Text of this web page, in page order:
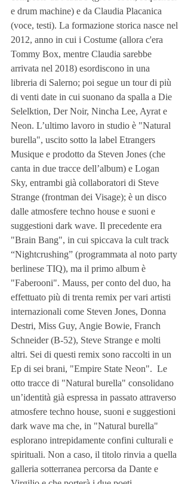
e drum machine) e da Claudia Placanica
(voce, testi). La formazione storica nasce nel
2012, anno in cui i Costume (allora c'era
Tommy Box, mentre Claudia sarebbe
arrivata nel 2018) esordiscono in una
libreria di Salerno; poi segue un tour di più
di venti date in cui suonano da spalla a Die
Selelktion, Der Noir, Nincha Lee, Ayrat e
Neon. L’ultimo lavoro in studio è "Natural
burella", uscito sotto la label Etrangers
Musique e prodotto da Steven Jones (che
canta in due tracce dell’album) e Logan
Sky, entrambi già collaboratori di Steve
Strange (frontman dei Visage); è un disco
dalle atmosfere techno house e suoni e
suggestioni dark wave. Il precedente era
"Brain Bang", in cui spiccava la cult track
“Nightcrushing” (programmata al noto party
berlinese TIQ), ma il primo album è
"Faberooni". Mauss, per conto del duo, ha
effettuato più di trenta remix per vari artisti
internazionali come Steven Jones, Donna
Destri, Miss Guy, Angie Bowie, Franch
Schneider (B-52), Steve Strange e molti
altri. Sei di questi remix sono raccolti in un
Ep di sei brani, "Empire State Neon".  Le
otto tracce di "Natural burella" consolidano
un’identità già espressa in passato attraverso
atmosfere techno house, suoni e suggestioni
dark wave ma che, in "Natural burella"
esplorano intrepidamente confini culturali e
spirituali. Non a caso, il titolo rinvia a quella
galleria sotterranea percorsa da Dante e